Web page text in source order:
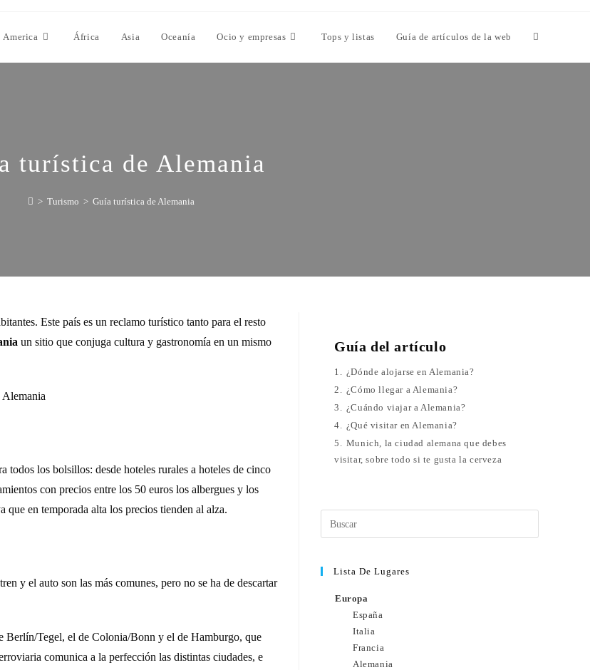
America África Asia Oceanía Ocio y empresas Tops y listas Guía de artículos de la web
turística de Alemania
> Turismo > Guía turística de Alemania
Este país es un reclamo turístico tanto para el resto
un sitio que conjuga cultura y gastronomía en un mismo
todos los bolsillos: desde hoteles rurales a hoteles de cinco
con precios entre los 50 euros los albergues y los
que en temporada alta los precios tienden al alza.
y el auto son las más comunes, pero no se ha de descartar
Berlín/Tegel, el de Colonia/Bonn y el de Hamburgo, que
comunica a la perfección las distintas ciudades, e
Guía del artículo
1. ¿Dónde alojarse en Alemania?
2. ¿Cómo llegar a Alemania?
3. ¿Cuándo viajar a Alemania?
4. ¿Qué visitar en Alemania?
5. Munich, la ciudad alemana que debes
visitar, sobre todo si te gusta la cerveza
Lista De Lugares
Europa
España
Italia
Francia
Alemania